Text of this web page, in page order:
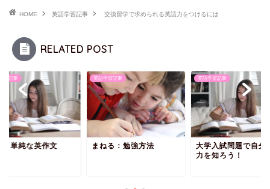
HOME 英語学習記事 交換留学で求められる英語力をつけるには
RELATED POST
習記事
：単純な英作文
英語学習記事
まねる：勉強方法
英語学習記事
大学入試問題で自分
力を知ろう！